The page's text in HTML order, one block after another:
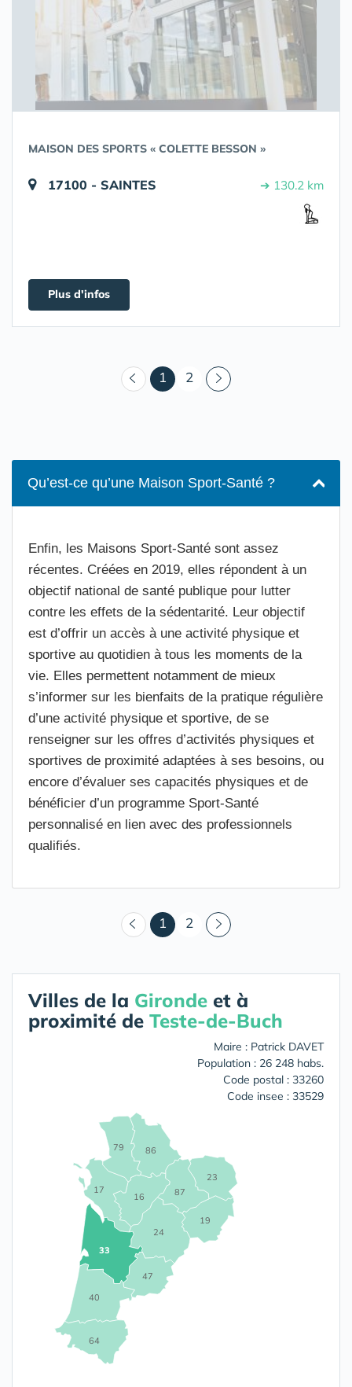
MAISON DES SPORTS « COLETTE BESSON »
17100 - SAINTES ➔ 130.2 km
Plus d'infos
1 (courant)
2
Qu’est-ce qu’une Maison Sport-Santé ?
Enfin, les Maisons Sport-Santé sont assez
récentes. Créées en 2019, elles répondent à un
objectif national de santé publique pour lutter
contre les effets de la sédentarité. Leur objectif
est d’offrir un accès à une activité physique et
sportive au quotidien à tous les moments de la
vie. Elles permettent notamment de mieux
s’informer sur les bienfaits de la pratique régulière
d’une activité physique et sportive, de se
renseigner sur les offres d’activités physiques et
sportives de proximité adaptées à ses besoins, ou
encore d’évaluer ses capacités physiques et de
bénéficier d’un programme Sport-Santé
personnalisé en lien avec des professionnels
qualifiés.
1 (courant)
2
Villes de la Gironde et à
proximité de Teste-de-Buch
Maire : Patrick DAVET
Population : 26 248 habs.
Code postal : 33260
Code insee : 33529
16
17
19
23
24
33
40
47
64
79 86
87